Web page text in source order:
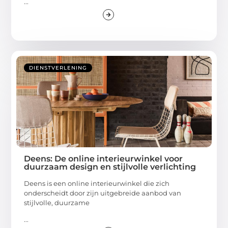
DIENSTVERLENING
Deens: De online interieurwinkel voor
duurzaam design en stijlvolle verlichting
Deens is een online interieurwinkel die zich
onderscheidt door zijn uitgebreide aanbod van
stijlvolle, duurzame
...